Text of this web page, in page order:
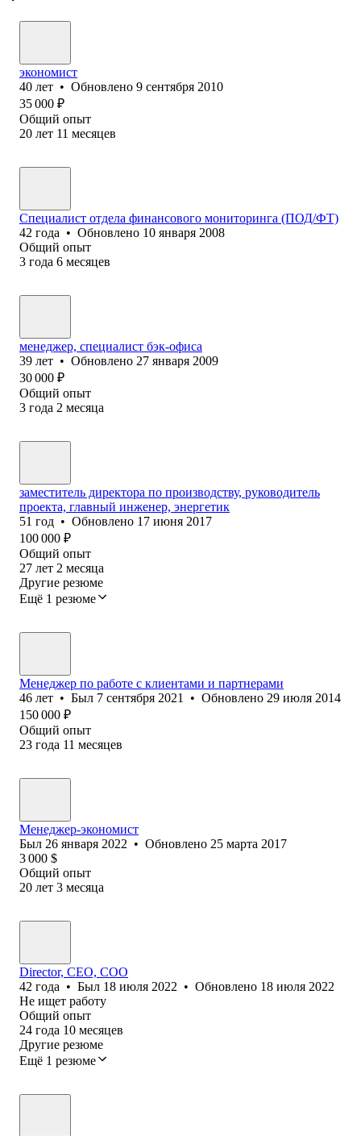
экономист
40 лет • Обновлено 9 сентября 2010
35 000 ₽
Общий опыт
20 лет 11 месяцев
Специалист отдела финансового мониторинга (ПОД/ФТ)
42 года • Обновлено 10 января 2008
Общий опыт
3 года 6 месяцев
менеджер, специалист бэк-офиса
39 лет • Обновлено 27 января 2009
30 000 ₽
Общий опыт
3 года 2 месяца
заместитель директора по производству, руководитель
проекта, главный инженер, энергетик
51 год • Обновлено 17 июня 2017
100 000 ₽
Общий опыт
27 лет 2 месяца
Другие резюме
Ещё 1 резюме
Менеджер по работе с клиентами и партнерами
46 лет • Был 7 сентября 2021 • Обновлено 29 июля 2014
150 000 ₽
Общий опыт
23 года 11 месяцев
Менеджер-экономист
Был 26 января 2022 • Обновлено 25 марта 2017
3 000 $
Общий опыт
20 лет 3 месяца
Director, CEO, COO
42 года • Был 18 июля 2022 • Обновлено 18 июля 2022
Не ищет работу
Общий опыт
24 года 10 месяцев
Другие резюме
Ещё 1 резюме